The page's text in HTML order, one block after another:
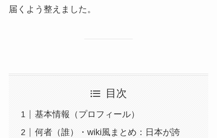
届くよう整えました。
目次
基本情報（プロフィール）
何者（誰）・wiki風まとめ：日本が誇